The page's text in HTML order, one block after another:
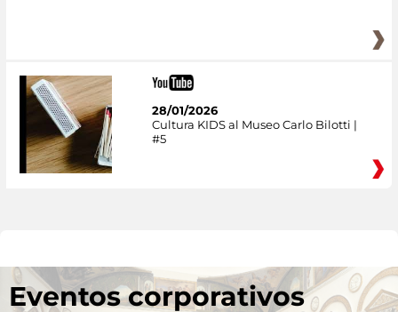
28/01/2026
Cultura KIDS al Museo Carlo Bilotti |
#5
Eventos corporativos